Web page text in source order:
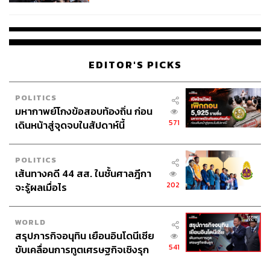
EDITOR'S PICKS
POLITICS
มหากาพย์โกงข้อสอบท้องถิ่น ก่อน
เดินหน้าสู่จุดจบในสัปดาห์นี้
571
POLITICS
เส้นทางคดี 44 สส. ในชั้นศาลฎีกา
จะรู้ผลเมื่อไร
202
WORLD
สรุปภารกิจอนุทิน เยือนอินโดนีเซีย
ขับเคลื่อนการทูตเศรษฐกิจเชิงรุก
541